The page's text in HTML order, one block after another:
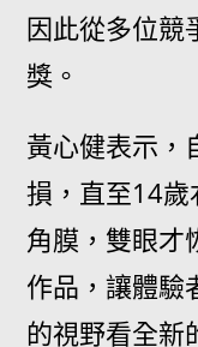
因此從多位競
獎。
黃心健表示，
損，直至14
角膜，雙眼才
作品，讓體驗
的視野看全新